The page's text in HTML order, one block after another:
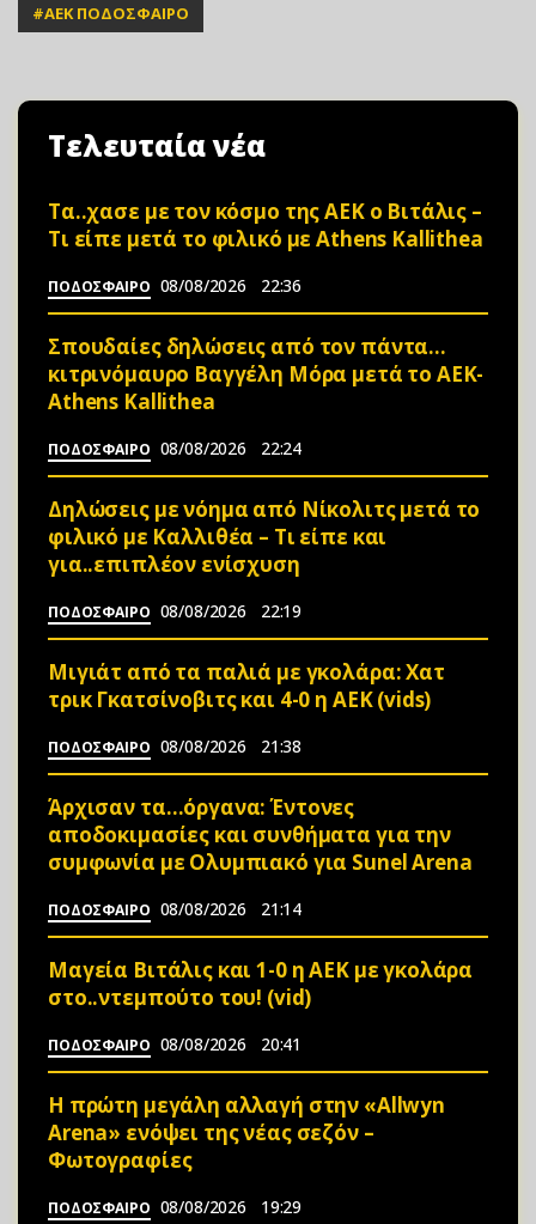
#ΑΕΚ ΠΟΔΟΣΦΑΙΡΟ
Τελευταία νέα
Τα..χασε με τον κόσμο της ΑΕΚ ο Βιτάλις –
Τι είπε μετά το φιλικό με Athens Kallithea
ΠΟΔΟΣΦΑΙΡΟ 08/08/2026 22:36
Σπουδαίες δηλώσεις από τον πάντα…
κιτρινόμαυρο Βαγγέλη Μόρα μετά το ΑΕΚ-
Athens Kallithea
ΠΟΔΟΣΦΑΙΡΟ 08/08/2026 22:24
Δηλώσεις με νόημα από Νίκολιτς μετά το
φιλικό με Καλλιθέα – Τι είπε και
για..επιπλέον ενίσχυση
ΠΟΔΟΣΦΑΙΡΟ 08/08/2026 22:19
Μιγιάτ από τα παλιά με γκολάρα: Χατ
τρικ Γκατσίνοβιτς και 4-0 η ΑΕΚ (vids)
ΠΟΔΟΣΦΑΙΡΟ 08/08/2026 21:38
Άρχισαν τα…όργανα: Έντονες
αποδοκιμασίες και συνθήματα για την
συμφωνία με Ολυμπιακό για Sunel Arena
ΠΟΔΟΣΦΑΙΡΟ 08/08/2026 21:14
Μαγεία Βιτάλις και 1-0 η ΑΕΚ με γκολάρα
στο..ντεμπούτο του! (vid)
ΠΟΔΟΣΦΑΙΡΟ 08/08/2026 20:41
Η πρώτη μεγάλη αλλαγή στην «Αllwyn
Arena» ενόψει της νέας σεζόν –
Φωτoγραφίες
ΠΟΔΟΣΦΑΙΡΟ 08/08/2026 19:29